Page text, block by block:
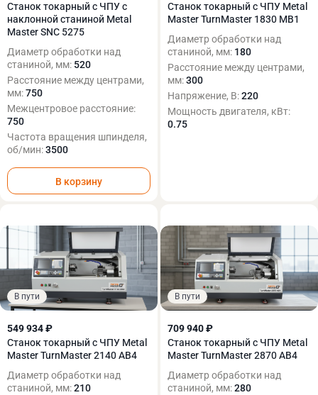
Станок токарный с ЧПУ с
наклонной станиной Metal
Master SNC 5275
Диаметр обработки над
станиной, мм: 520
Расстояние между центрами,
мм:750
Межцентровое расстояние:
750
Частота вращения шпинделя,
об/мин:3500
В корзину
Станок токарный с ЧПУ Metal
Master TurnMaster 1830 MB1
Диаметр обработки над
станиной, мм: 180
Расстояние между центрами,
мм:300
Напряжение, В:220
Мощность двигателя, кВт:
0.75
В пути
549 934 ₽
Станок токарный с ЧПУ Metal
Master TurnMaster 2140 AB4
Диаметр обработки над
станиной, мм:210
В пути
709 940 ₽
Станок токарный с ЧПУ Metal
Master TurnMaster 2870 AB4
Диаметр обработки над
станиной, мм:280